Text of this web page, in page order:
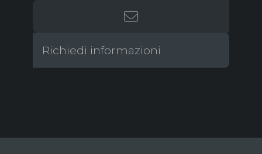
Richiedi informazioni